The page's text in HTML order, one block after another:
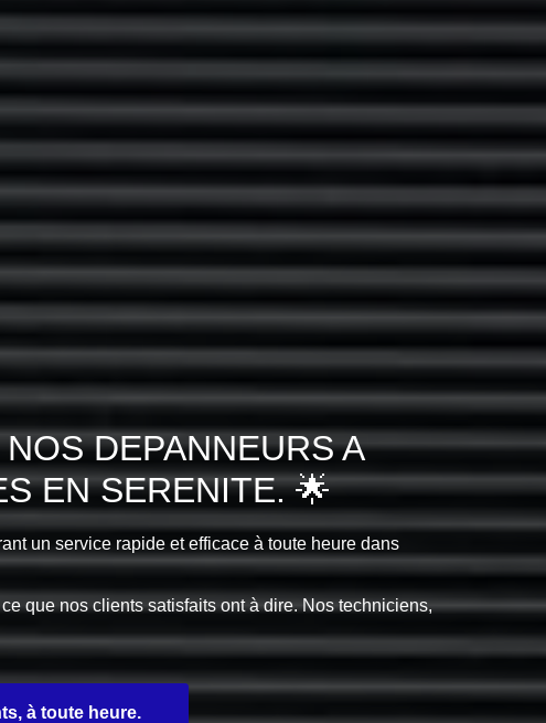
DEPANNEURS A
EN SERENITE. 🌟
un service rapide et efficace à toute heure dans
que nos clients satisfaits ont à dire. Nos techniciens,
à toute heure.